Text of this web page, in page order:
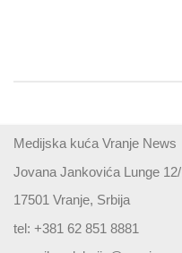
Medijska kuća Vranje News
Jovana Jankovića Lunge 12/
17501 Vranje, Srbija
tel: +381 62 851 8881